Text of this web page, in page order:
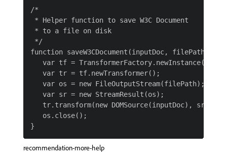
/*
* Helper function to save W3C Document
* to a file on disk
*/
function saveW3CDocument(inputDoc, filePath) {
   var tf = TransformerFactory.newInstance();
   var tr = tf.newTransformer();
   var os = new FileOutputStream(filePath);
   var sr = new StreamResult(os);
   tr.transform(new DOMSource(inputDoc), sr);
   os.close();
recommendation-more-help